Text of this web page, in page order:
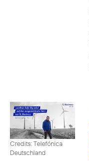
Credits: Telefónica
Deutschland